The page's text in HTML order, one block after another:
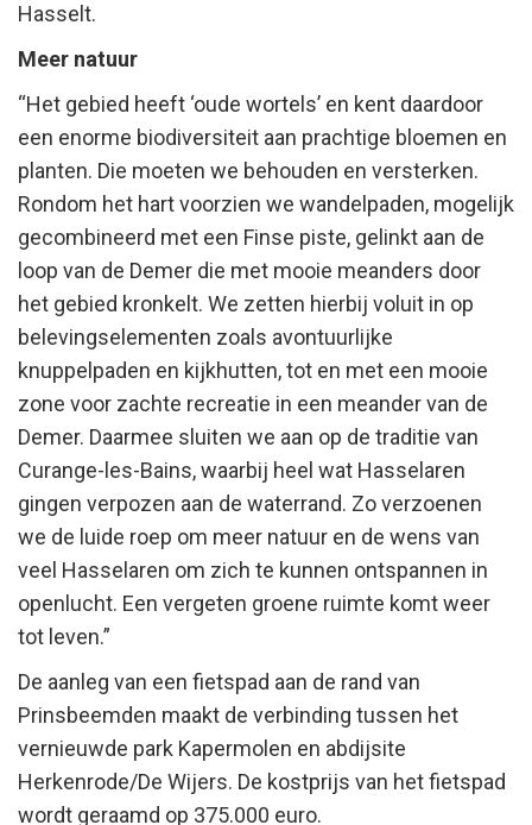
Hasselt.
Meer natuur
“Het gebied heeft ‘oude wortels’ en kent daardoor
een enorme biodiversiteit aan prachtige bloemen en
planten. Die moeten we behouden en versterken.
Rondom het hart voorzien we wandelpaden, mogelijk
gecombineerd met een Finse piste, gelinkt aan de
loop van de Demer die met mooie meanders door
het gebied kronkelt. We zetten hierbij voluit in op
belevingselementen zoals avontuurlijke
knuppelpaden en kijkhutten, tot en met een mooie
zone voor zachte recreatie in een meander van de
Demer. Daarmee sluiten we aan op de traditie van
Curange-les-Bains, waarbij heel wat Hasselaren
gingen verpozen aan de waterrand. Zo verzoenen
we de luide roep om meer natuur en de wens van
veel Hasselaren om zich te kunnen ontspannen in
openlucht. Een vergeten groene ruimte komt weer
tot leven.”
De aanleg van een fietspad aan de rand van
Prinsbeemden maakt de verbinding tussen het
vernieuwde park Kapermolen en abdijsite
Herkenrode/De Wijers. De kostprijs van het fietspad
wordt geraamd op 375.000 euro.